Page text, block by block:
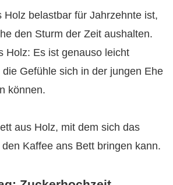
Holz belastbar für Jahrzehnte ist,
den Sturm der Zeit aushalten.
Holz: Es ist genauso leicht
Gefühle sich in der jungen Ehe
können.
aus Holz, mit dem sich das
Kaffee ans Bett bringen kann.